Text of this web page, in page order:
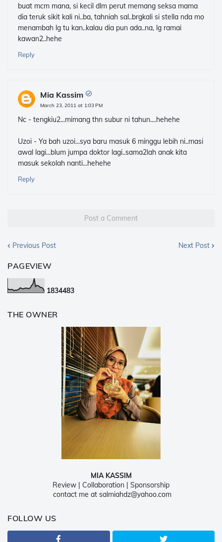
buat mcm mana, si kecil dlm perut memang seksa mama
dia teruk sikit kali ni..ba, tahniah sal..brgkali si stella nda mo
menambah lg tu kan..kalau dia pun ada..na, lg ramai
kawan2..hehe
Reply
Mia Kassim
March 23, 2011 at 1:03 PM
Nc - tengkiu2...mimang thn subur ni tahun....hehehe
Uzoi - Ya bah uzoi...sya baru masuk 6 minggu lebih ni..masi
awal lagi...blum jumpa doktor lagi..sama2lah anak kita
masuk sekolah nanti...hehehe
Reply
Post a Comment
Previous Post Next Post
PAGEVIEW
1834483
THE OWNER
MIA KASSIM
Review | Collaboration | Sponsorship
contact me at salmiahdz@yahoo.com
FOLLOW US